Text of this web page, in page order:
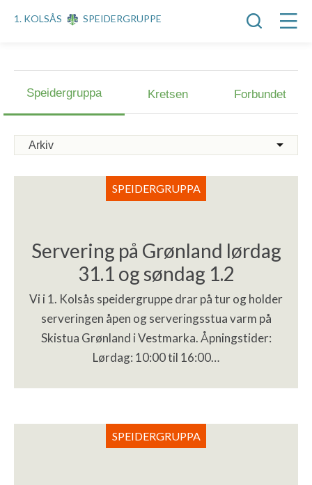
1. KOLSÅS SPEIDERGRUPPE
Speidergruppa Kretsen Forbundet
Servering på Grønland lørdag
31.1 og søndag 1.2
Vi i 1. Kolsås speidergruppe drar på tur og holder
serveringen åpen og serveringsstua varm på
Skistua Grønland i Vestmarka. Åpningstider:
Lørdag: 10:00 til 16:00…
SPEIDERGRUPPA
SPEIDERGRUPPA